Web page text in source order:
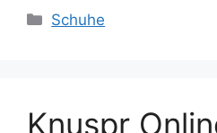
Categories
Schuhe
Knuspr